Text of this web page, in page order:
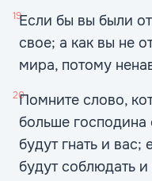
19Если бы вы были
свое; а как вы не
мира, потому
20Помните слово,
больше господина
будут гнать и
будут соблюдать